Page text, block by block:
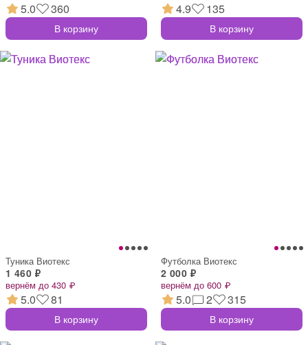
5.0 360
В корзину
4.9 135
В корзину
Туника Виотекс
1 460 ₽
вернём до 430 ₽
5.0 81
В корзину
Футболка Виотекс
2 000 ₽
вернём до 600 ₽
5.0 2 315
В корзину